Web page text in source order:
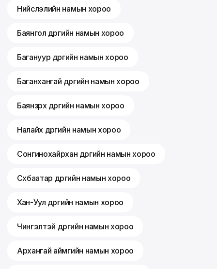
Нийслэлийн намын хороо
Баянгол дүүргийн намын хороо
Багануур дүүргийн намын хороо
Баганхангай дүүргийн намын хороо
Баянзүрх дүүргийн намын хороо
Налайх дүүргийн намын хороо
Сонгинохайрхан дүүргийн намын хороо
Сүхбаатар дүүргийн намын хороо
Хан-Уул дүүргийн намын хороо
Чингэлтэй дүүргийн намын хороо
Архангай аймгийн намын хороо